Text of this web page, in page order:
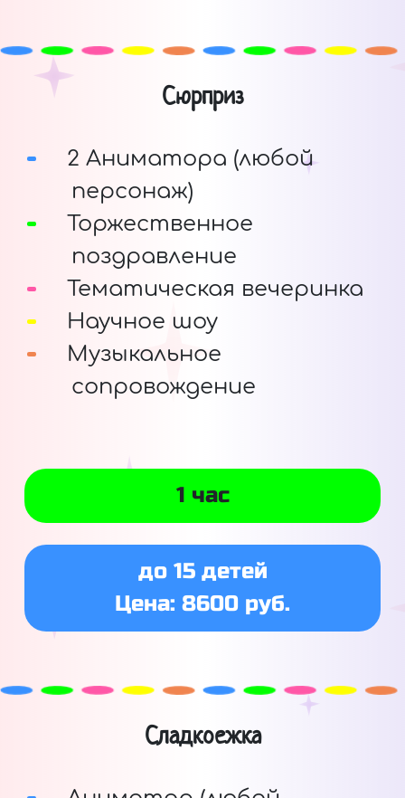
Сюрприз
2 Аниматора (любой
персонаж)
Торжественное
поздравление
Тематическая вечеринка
Научное шоу
Музыкальное
сопровождение
1 час
до 15 детей
Цена: 8600 руб.
Сладкоежка